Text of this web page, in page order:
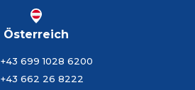
Österreich
+43 699 1028 6200
+43 662 26 8222